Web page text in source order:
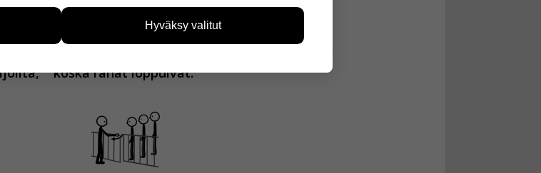
koska rahat loppuivat.
paremmin käyttäjien tarpeita. Tietoa kerätään
mitä sivuja käytetään ja miten sivuilla liikutaan. Emme
nimiä, eikä tietoja voi yhdistää yksittäiseen
Hyväksy valitut